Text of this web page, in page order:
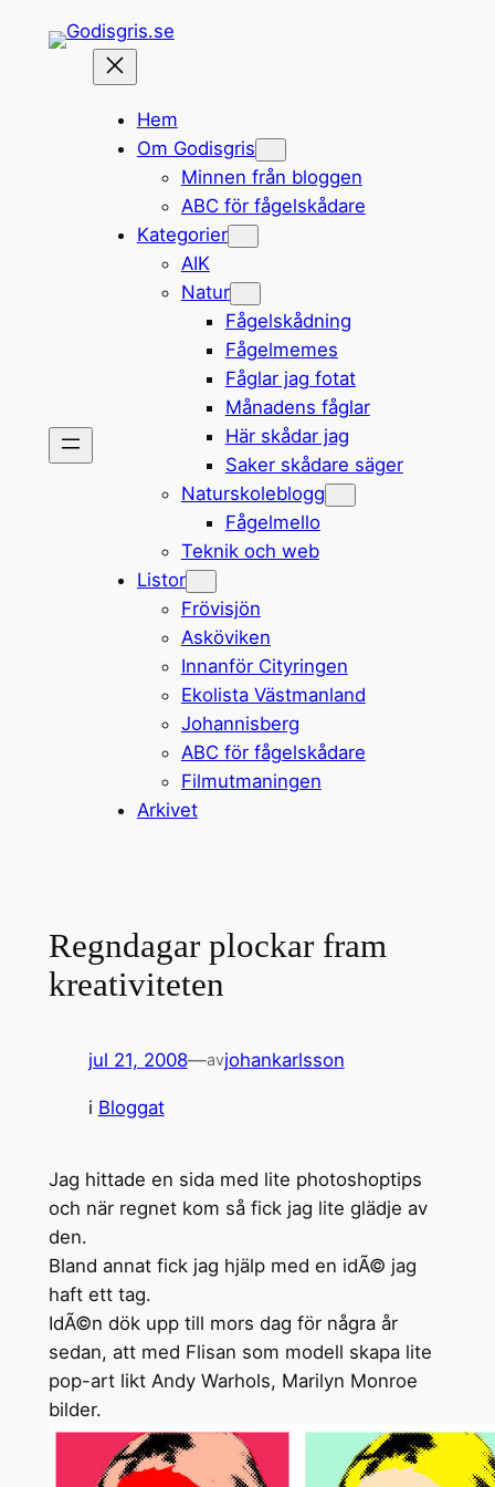
Hem
Om Godisgris
Minnen från bloggen
ABC för fågelskådare
Kategorier
AIK
Natur
Fågelskådning
Fågelmemes
Fåglar jag fotat
Månadens fåglar
Här skådar jag
Saker skådare säger
Naturskoleblogg
Fågelmello
Teknik och web
Listor
Frövisjön
Asköviken
Innanför Cityringen
Ekolista Västmanland
Johannisberg
ABC för fågelskådare
Filmutmaningen
Arkivet
Regndagar plockar fram
kreativiteten
jul 21, 2008—avjohankarlsson
i Bloggat
Jag hittade en sida med lite photoshoptips
och när regnet kom så fick jag lite glädje av
den.
Bland annat fick jag hjälp med en idÃ© jag
haft ett tag.
IdÃ©n dök upp till mors dag för några år
sedan, att med Flisan som modell skapa lite
pop-art likt Andy Warhols, Marilyn Monroe
bilder.